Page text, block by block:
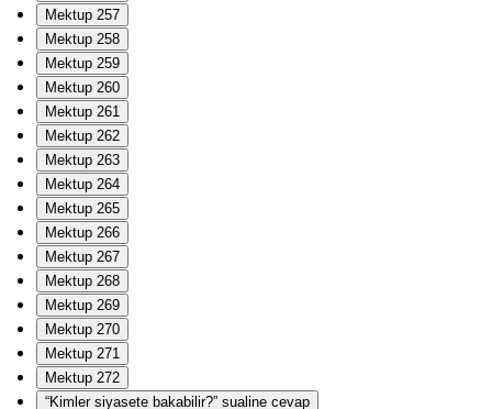
Mektup 257
Mektup 258
Mektup 259
Mektup 260
Mektup 261
Mektup 262
Mektup 263
Mektup 264
Mektup 265
Mektup 266
Mektup 267
Mektup 268
Mektup 269
Mektup 270
Mektup 271
Mektup 272
“Kimler siyasete bakabilir?” sualine cevap